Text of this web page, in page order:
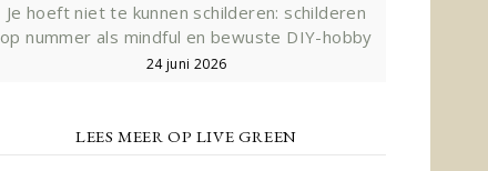
Je hoeft niet te kunnen schilderen: schilderen
op nummer als mindful en bewuste DIY-hobby
24 juni 2026
LEES MEER OP LIVE GREEN